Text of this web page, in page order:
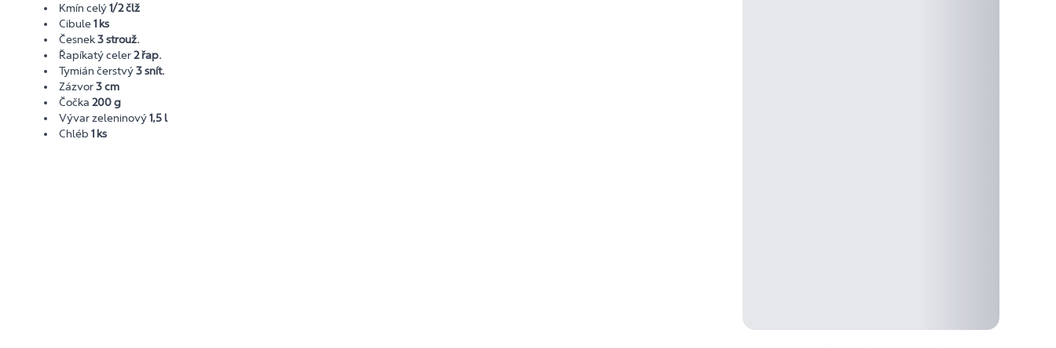
Kmín celý1/2 člž
Cibule1 ks
Česnek3 strouž.
Řapíkatý celer2 řap.
Tymián čerstvý3 snít.
Zázvor3 cm
Čočka200 g
Vývar zeleninový1,5 l
Chléb1 ks